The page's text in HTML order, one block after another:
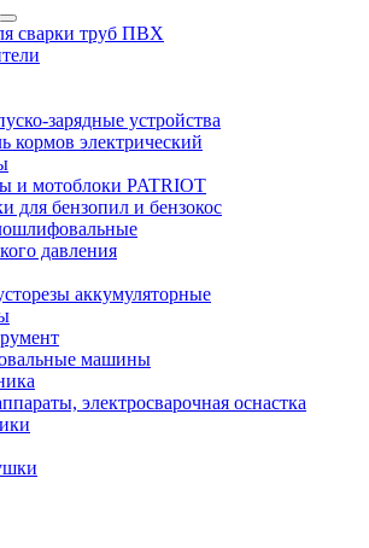
сварки труб ПВХ
зарядные устройства
кормов электрический
и мотоблоки PATRIOT
для бензопил и бензокос
давления
аккумуляторные
машины
электросварочная оснастка